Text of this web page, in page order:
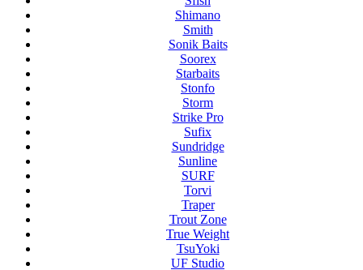
Shimano
Smith
Sonik Baits
Soorex
Starbaits
Stonfo
Storm
Strike Pro
Sufix
Sundridge
Sunline
SURF
Torvi
Traper
Trout Zone
True Weight
TsuYoki
UF Studio